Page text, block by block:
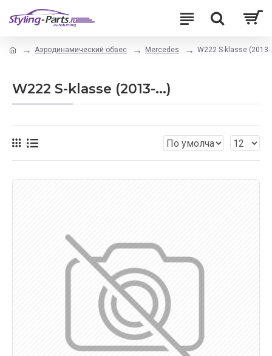
Аэродинамический обвес Mercedes W222 S-klasse (2013-
W222 S-klasse (2013-...)